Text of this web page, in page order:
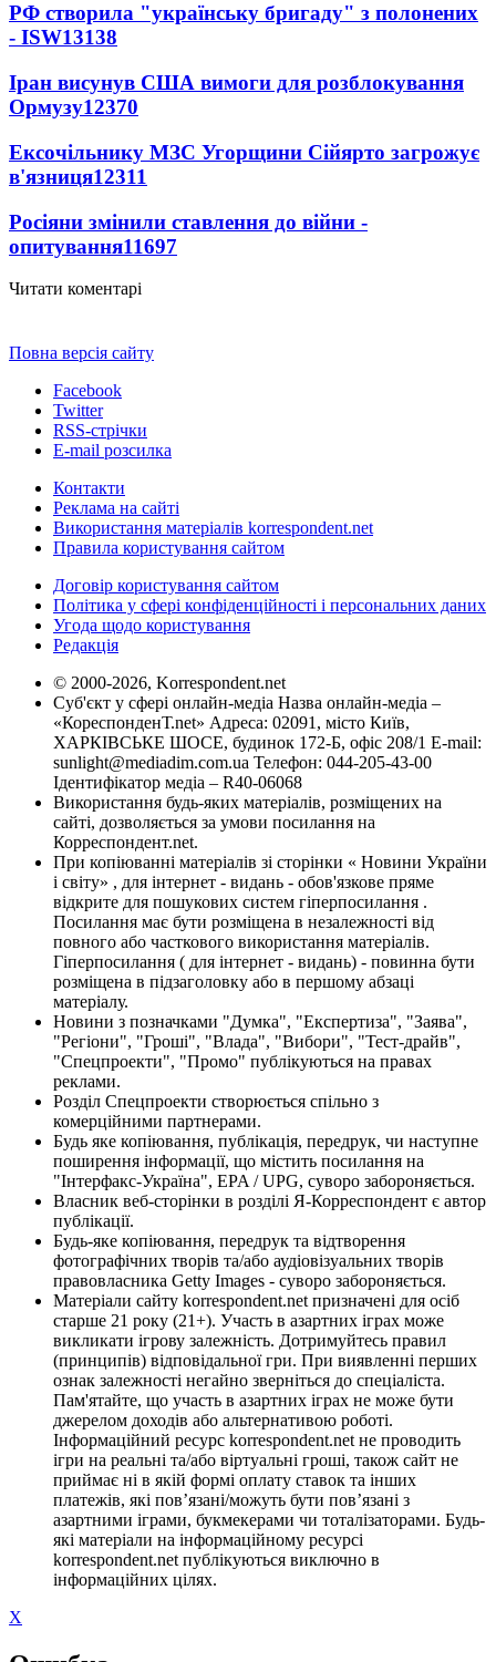
РФ створила "українську бригаду" з полонених
- ISW13138
Іран висунув США вимоги для розблокування
Ормузу12370
Ексочільнику МЗС Угорщини Сійярто загрожує
в'язниця12311
Росіяни змінили ставлення до війни -
опитування11697
Читати коментарі
Повна версія сайту
Facebook
Twitter
RSS-стрічки
E-mail розсилка
Контакти
Реклама на сайті
Використання матеріалів korrespondent.net
Правила користування сайтом
Договір користування сайтом
Політика у сфері конфіденційності і персональних даних
Угода щодо користування
Редакція
© 2000-2026, Korrespondent.net
Суб'єкт у сфері онлайн-медіа Назва онлайн-медіа –
«КореспонденТ.net» Адреса: 02091, місто Київ,
ХАРКІВСЬКЕ ШОСЕ, будинок 172-Б, офіс 208/1 E-mail:
sunlight@mediadim.com.ua Телефон: 044-205-43-00
Ідентифікатор медіа – R40-06068
Використання будь-яких матеріалів, розміщених на
сайті, дозволяється за умови посилання на
Корреспондент.net.
При копіюванні матеріалів зі сторінки « Новини України
і світу» , для інтернет - видань - обов'язкове пряме
відкрите для пошукових систем гіперпосилання .
Посилання має бути розміщена в незалежності від
повного або часткового використання матеріалів.
Гіперпосилання ( для інтернет - видань) - повинна бути
розміщена в підзаголовку або в першому абзаці
матеріалу.
Новини з позначками "Думка", "Експертиза", "Заява",
"Регіони", "Гроші", "Влада", "Вибори", "Тест-драйв",
"Спецпроекти", "Промо" публікуються на правах
реклами.
Розділ Спецпроекти створюється спільно з
комерційними партнерами.
Будь яке копіювання, публікація, передрук, чи наступне
поширення інформації, що містить посилання на
"Інтерфакс-Україна", EPA / UPG, суворо забороняється.
Власник веб-сторінки в розділі Я-Корреспондент є автор
публікації.
Будь-яке копіювання, передрук та відтворення
фотографічних творів та/або аудіовізуальних творів
правовласника Getty Images - суворо забороняється.
Матеріали сайту korrespondent.net призначені для осіб
старше 21 року (21+). Участь в азартних іграх може
викликати ігрову залежність. Дотримуйтесь правил
(принципів) відповідальної гри. При виявленні перших
ознак залежності негайно зверніться до спеціаліста.
Пам'ятайте, що участь в азартних іграх не може бути
джерелом доходів або альтернативою роботі.
Інформаційний ресурс korrespondent.net не проводить
ігри на реальні та/або віртуальні гроші, також сайт не
приймає ні в якій формі оплату ставок та інших
платежів, які пов’язані/можуть бути пов’язані з
азартними іграми, букмекерами чи тоталізаторами. Будь-
які матеріали на інформаційному ресурсі
korrespondent.net публікуються виключно в
інформаційних цілях.
X